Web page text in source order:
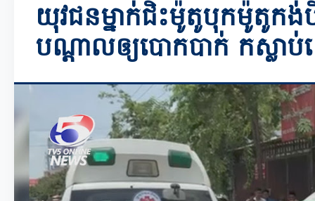
យុវជនម្នាក់ជិះម៉ូតូបុកម៉ូតូកង់
បណ្ដាលឲ្យបោកបាក់ កស្លាប់